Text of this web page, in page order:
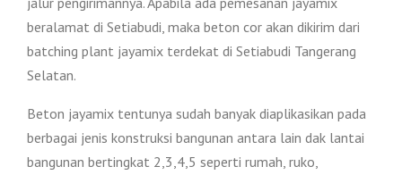
beralamat di Setiabudi, maka beton cor akan dikirim dari
batching plant jayamix terdekat di Setiabudi Tangerang
Selatan.
Beton jayamix tentunya sudah banyak diaplikasikan pada
berbagai jenis konstruksi bangunan antara lain dak lantai
bangunan bertingkat 2,3,4,5 seperti rumah, ruko,